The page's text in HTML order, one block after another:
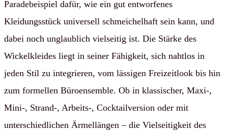
Paradebeispiel dafür, wie ein gut entworfenes
Kleidungsstück universell schmeichelhaft sein kann, und
dabei noch unglaublich vielseitig ist. Die Stärke des
Wickelkleides liegt in seiner Fähigkeit, sich nahtlos in
jeden Stil zu integrieren, vom lässigen Freizeitlook bis hin
zum formellen Büroensemble. Ob in klassischer, Maxi-,
Mini-, Strand-, Arbeits-, Cocktailversion oder mit
unterschiedlichen Ärmellängen – die Vielseitigkeit des